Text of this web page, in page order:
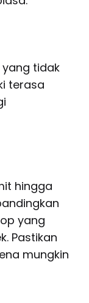
tidak
terasa
hingga
yang
Pastikan
mungkin